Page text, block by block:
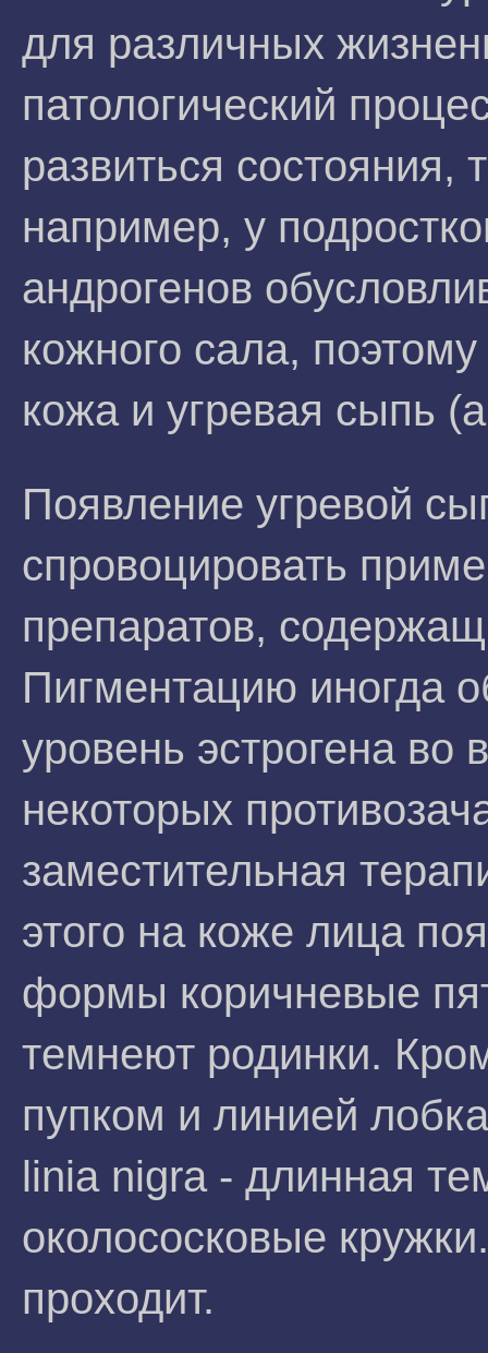
для различных
патологический
развиться
например, у
андрогенов
кожного сала,
кожа и угревая сыпь
Появление угревой
спровоцировать
препаратов,
Пигментацию иногда
уровень эстрогена
некоторых
заместительная
этого на коже лица
формы коричневые
темнеют родинки.
пупком и линией
linia nigra - длинная
околососковые
проходит.